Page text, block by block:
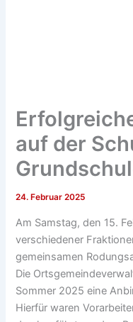
auf der
24. Februar 2025
Am Samstag, den 15.
verschiedener
gemeinsamen
Die
Sommer 2025 eine
Hierfür waren